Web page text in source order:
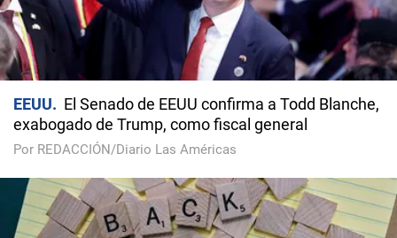
EEUU
El Senado de EEUU confirma a Todd Blanche,
exabogado de Trump, como fiscal general
Por REDACCIÓN/Diario Las Américas